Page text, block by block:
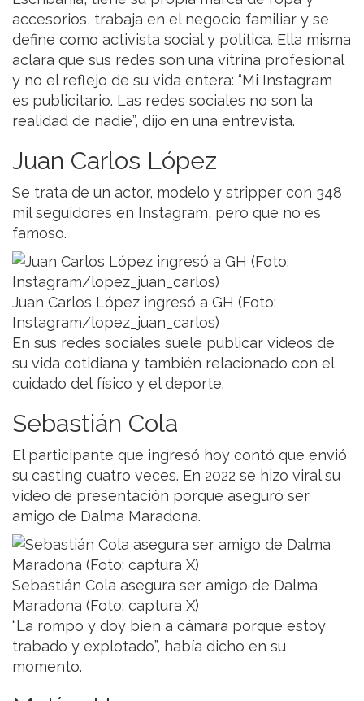
accesorios, trabaja en el negocio familiar y se
define como activista social y política. Ella misma
aclara que sus redes son una vitrina profesional
y no el reflejo de su vida entera: “Mi Instagram
es publicitario. Las redes sociales no son la
realidad de nadie”, dijo en una entrevista.
Juan Carlos López
Se trata de un actor, modelo y stripper con 348
mil seguidores en Instagram, pero que no es
famoso.
Juan Carlos López ingresó a GH (Foto:
Instagram/lopez_juan_carlos)
En sus redes sociales suele publicar videos de
su vida cotidiana y también relacionado con el
cuidado del físico y el deporte.
Sebastián Cola
El participante que ingresó hoy contó que envió
su casting cuatro veces. En 2022 se hizo viral su
video de presentación porque aseguró ser
amigo de Dalma Maradona.
Sebastián Cola asegura ser amigo de Dalma
Maradona (Foto: captura X)
“La rompo y doy bien a cámara porque estoy
trabado y explotado”, había dicho en su
momento.